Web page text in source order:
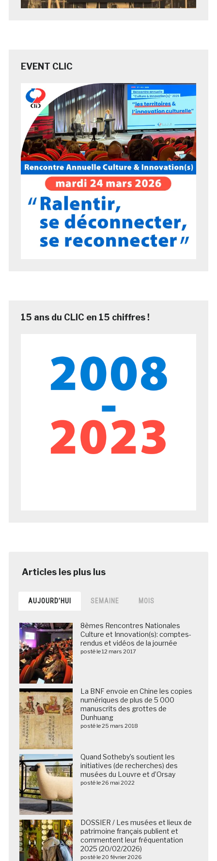
EVENT CLIC
15 ans du CLIC en 15 chiffres !
AUJOURD’HUI SEMAINE MOIS
8èmes Rencontres Nationales
Culture et Innovation(s): comptes-
rendus et vidéos de la journée
posté le 12 mars 2017
La BNF envoie en Chine les copies
numériques de plus de 5 000
manuscrits des grottes de
Dunhuang
posté le 25 mars 2018
Quand Sotheby’s soutient les
initiatives (de recherches) des
musées du Louvre et d’Orsay
posté le 26 mai 2022
DOSSIER / Les musées et lieux de
patrimoine français publient et
commentent leur fréquentation
2025 (20/02/2026)
posté le 20 février 2026